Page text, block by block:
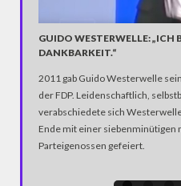
GUIDO WESTERWELLE: „ICH
DANKBARKEIT.“
2011 gab Guido Westerwelle
der FDP. Leidenschaftlich,
verabschiedete sich
Ende mit einer siebenminütigen
Parteigenossen gefeiert.